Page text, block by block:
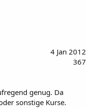
4 Jan 2012
367
genug. Da
sonstige Kurse.